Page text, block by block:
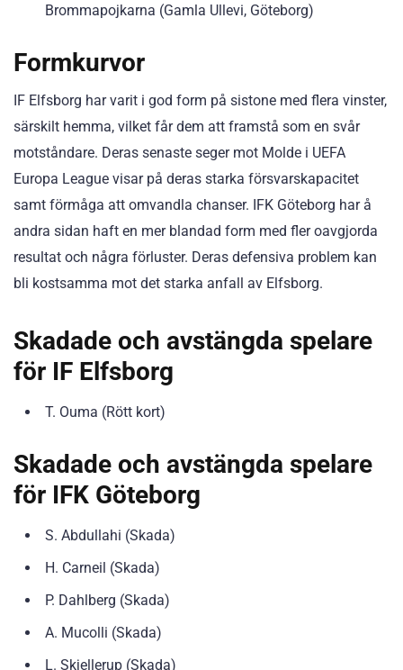
Brommapojkarna (Gamla Ullevi, Göteborg)
Formkurvor
IF Elfsborg har varit i god form på sistone med flera vinster,
särskilt hemma, vilket får dem att framstå som en svår
motståndare. Deras senaste seger mot Molde i UEFA
Europa League visar på deras starka försvarskapacitet
samt förmåga att omvandla chanser. IFK Göteborg har å
andra sidan haft en mer blandad form med fler oavgjorda
resultat och några förluster. Deras defensiva problem kan
bli kostsamma mot det starka anfall av Elfsborg.
Skadade och avstängda spelare
för IF Elfsborg
T. Ouma (Rött kort)
Skadade och avstängda spelare
för IFK Göteborg
S. Abdullahi (Skada)
H. Carneil (Skada)
P. Dahlberg (Skada)
A. Mucolli (Skada)
L. Skjellerup (Skada)